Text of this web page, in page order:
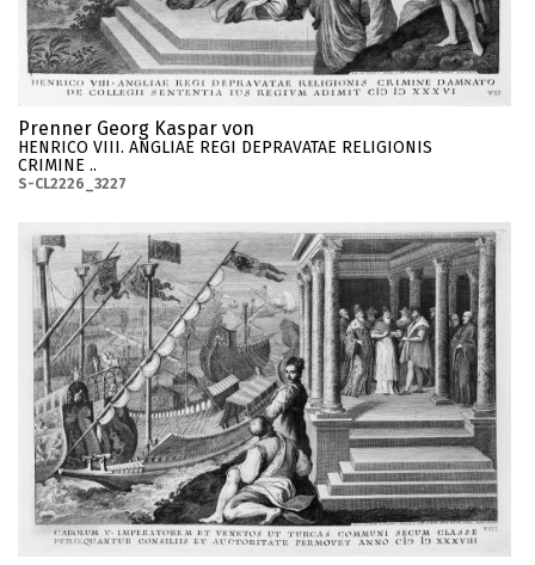
Prenner Georg Kaspar von
HENRICO VIII. ANGLIAE REGI DEPRAVATAE RELIGIONIS
CRIMINE ..
S-CL2226_3227